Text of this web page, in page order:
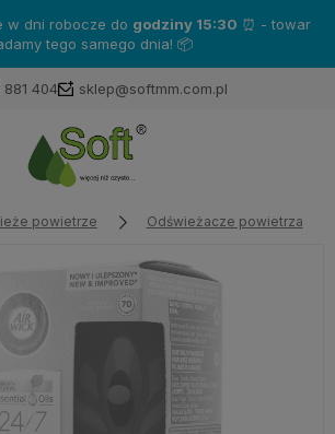
w dni robocze do godziny 15:30 ⏰ - towar
tego samego dnia! 📦
881 404 sklep@softmm.com.pl
powietrze Odświeżacze powietrza